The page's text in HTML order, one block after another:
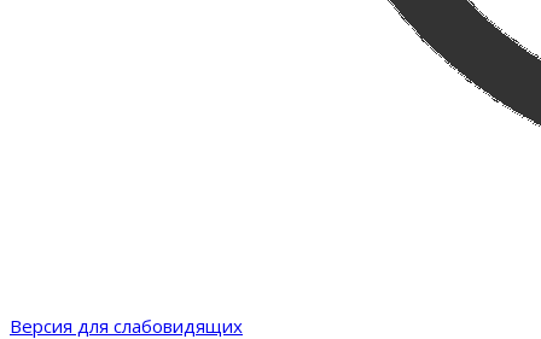
Версия для слабовидящих